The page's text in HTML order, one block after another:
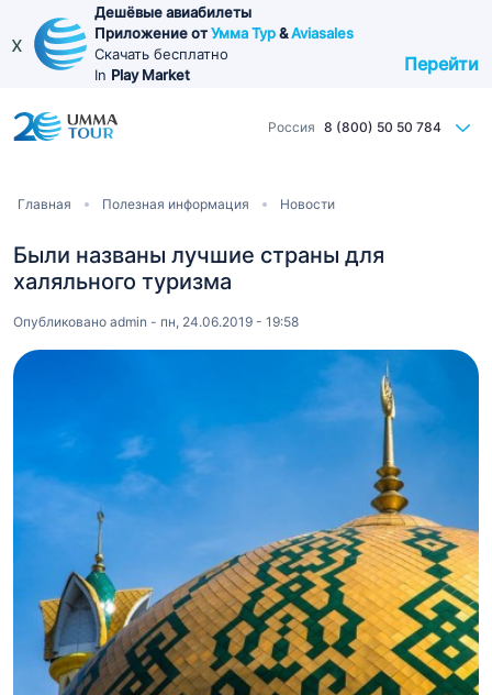
Перейти
основному
x
Дешёвые авиабилеты
Приложение отУмма Тур&Aviasales
Скачать бесплатно
In Play Market Перейти
Россия 8 (800) 50 50 784
Строка
навигации
Главная Полезная информация Новости
Были названы лучшие страны для
халяльного туризма
Опубликовано admin - пн, 24.06.2019 - 19:58